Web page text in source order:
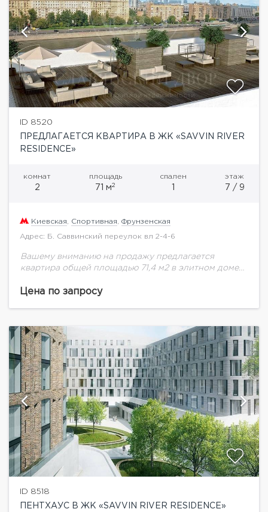
ID 8520
ПРЕДЛАГАЕТСЯ КВАРТИРА В ЖК «SAVVIN RIVER
RESIDENCE»
комнат
2
площадь
71 м2
спален
1
этаж
7 / 9
Киевская Спортивная Фрунзенская
Адрес: Б. Саввинский переулок вл 2-4-6
Вашему вниманию на продажу предлагается
квартира общей площадью 71,4 м2 в элитном доме
остекление французскими окнами. Квартиры
Цена по запросу
ID 8518
ПЕНТХАУС В ЖК «SAVVIN RIVER RESIDENCE»